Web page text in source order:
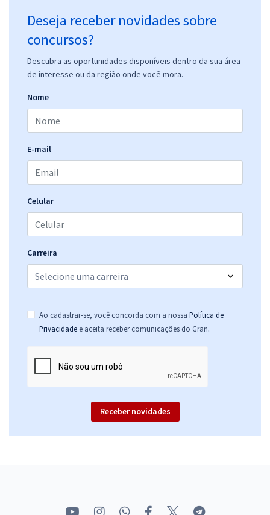
Deseja receber novidades sobre
concursos?
Descubra as oportunidades disponíveis dentro da sua área
de interesse ou da região onde você mora.
Nome
E-mail
Celular
Carreira
Ao cadastrar-se, você concorda com a nossa Política de
Privacidade e aceita receber comunicações do Gran.
Receber novidades